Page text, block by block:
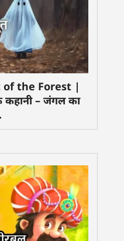
of the Forest |
कहानी – जंगल का